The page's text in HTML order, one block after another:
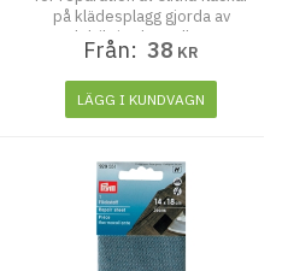
på klädesplagg gjorda av
medelviktiga bomullstyger.
Från: 38 KR
LÄGG I KUNDVAGN